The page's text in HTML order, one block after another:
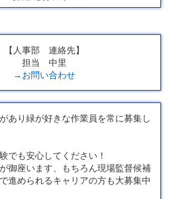
【人事部 連絡先】
担当 中里
→お問い合わせ
あり緑が好きな作業員を常に募集し
でも安心してください！
御座います、もちろん現場監督候補
進められるキャリアの方も大募集中